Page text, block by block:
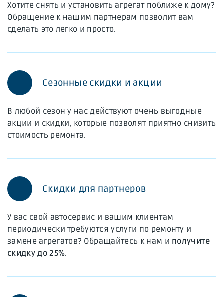
Хотите снять и установить агрегат поближе к дому?
Обращение к нашим партнерам позволит вам
сделать это легко и просто.
Сезонные скидки и акции
В любой сезон у нас действуют очень выгодные
акции и скидки, которые позволят приятно снизить
стоимость ремонта.
Скидки для партнеров
У вас свой автосервис и вашим клиентам
периодически требуются услуги по ремонту и
замене агрегатов? Обращайтесь к нам и получите
скидку до 25%.